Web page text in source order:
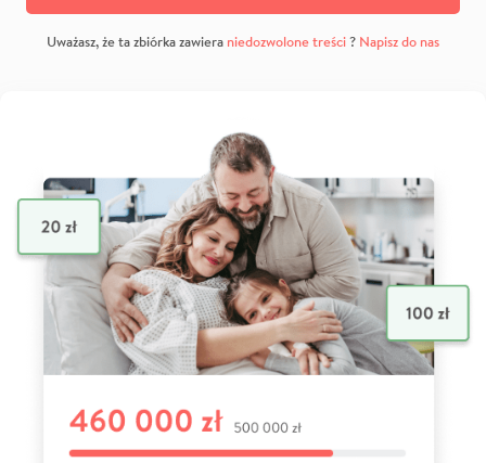
Uważasz, że ta zbiórka zawiera niedozwolone treści? Napisz do nas